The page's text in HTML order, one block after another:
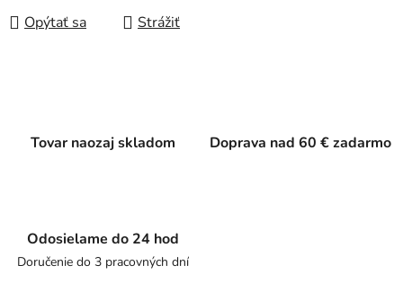
Opýtať sa Strážiť
Tovar naozaj skladom Doprava nad 60 € zadarmo
Odosielame do 24 hod
Doručenie do 3 pracovných dní